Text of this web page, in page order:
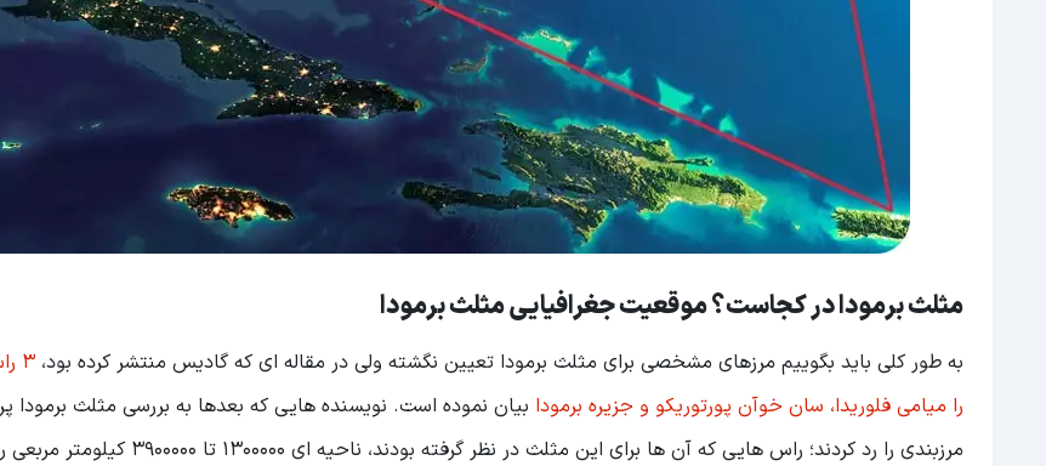
کشف راز مثلث برمودا
معرفی فیلم و کتاب مثلث برمودا
مثلث برمودا در کجاست؟ موقعیت جغرافیایی مثلث برمودا
به طور کلی باید بگوییم مرزهای مشخصی برای مثلث برمودا تعیین نگشته ولی در مقاله ای که گادیس منتشر کرده بود،
3
را میامی فلوریدا، سان خوآن پورتوریکو و جزیره برمودا بیان نموده است. نویسنده هایی که بعدها به بررسی مثلث برمودا
مرزبندی را رد کردند؛ راس هایی که آن ها برای این مثلث در نظر گرفته